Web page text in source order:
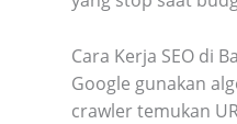
Cara Kerja SEO di
Google gunakan
crawler temukan